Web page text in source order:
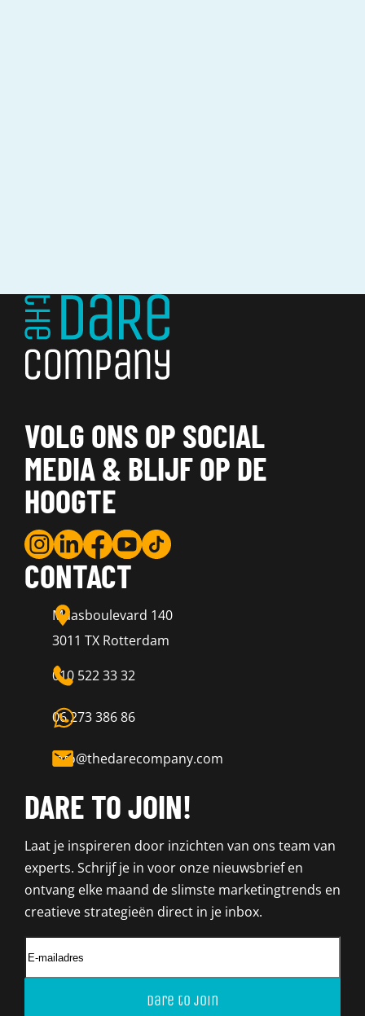
VOLG ONS OP SOCIAL
MEDIA & BLIJF OP DE
HOOGTE
CONTACT
Maasboulevard 140
3011 TX Rotterdam
010 522 33 32
06 273 386 86
info@thedarecompany.com
DARE TO JOIN!
Laat je inspireren door inzichten van ons team van
experts. Schrijf je in voor onze nieuwsbrief en
ontvang elke maand de slimste marketingtrends en
creatieve strategieën direct in je inbox.
Dare to join